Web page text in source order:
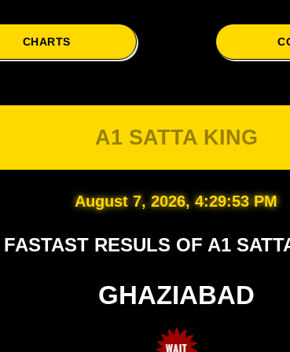
CHARTS
A1 SATTA KING
August 7, 2026, 4:29:54 PM
FASTAST RESULS OF A1
GHAZIABAD